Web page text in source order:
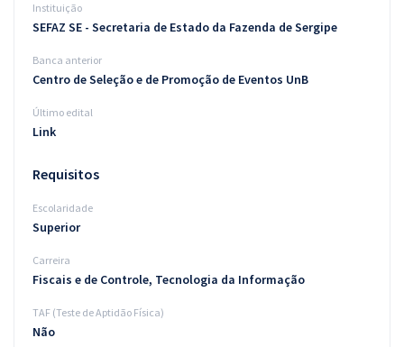
Aprovados
Atendimento
Instituição
SEFAZ SE - Secretaria de Estado da Fazenda de Sergipe
Banca anterior
Centro de Seleção e de Promoção de Eventos UnB
Último edital
Link
Requisitos
Escolaridade
Superior
Carreira
Fiscais e de Controle, Tecnologia da Informação
TAF (Teste de Aptidão Física)
Não